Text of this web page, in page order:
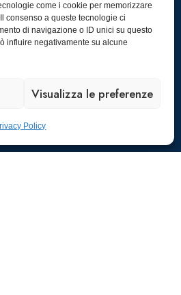
come i cookie per memorizzare
consenso a queste tecnologie ci
di navigazione o ID unici su questo
influire negativamente su alcune
Visualizza le preferenze
Policy